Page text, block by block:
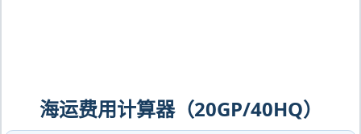
海运费用计算器（20GP/40HQ）